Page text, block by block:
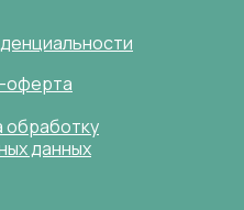
обработку
данных
оферта